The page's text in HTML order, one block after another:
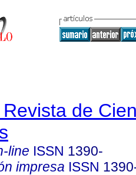
de
line ISSN 1390-
impresa ISSN